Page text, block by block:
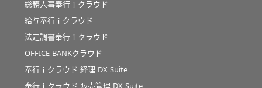
総務人事奉行ｉクラウド
給与奉行ｉクラウド
法定調書奉行ｉクラウド
OFFICE BANKクラウド
奉行ｉクラウド 経理 DX Suite
奉行ｉクラウド 販売管理 DX Suite